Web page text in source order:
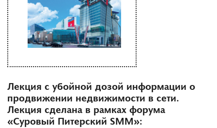
Лекция с убойной дозой информации о
продвижении недвижимости в сети.
Лекция сделана в рамках форума
«Суровый Питерский SMM»: